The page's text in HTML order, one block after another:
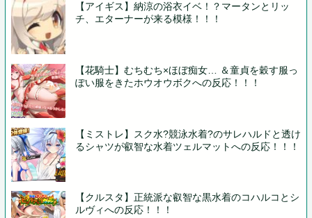
【アイギス】納涼の浴衣イベ！？マータンとリッ
チ、エターナーが来る模様！！！
【花騎士】むちむち×ほぼ痴女… ＆童貞を穀す服っ
ぽい服をきたホウオウボクへの反応！！！
【ミストレ】スク水?競泳水着?のサレハルドと透け
るシャツが叡智な水着ツェルマットへの反応！！！
【クルスタ】正統派な叡智な黒水着のコハルコとシ
ルヴィへの反応！！！